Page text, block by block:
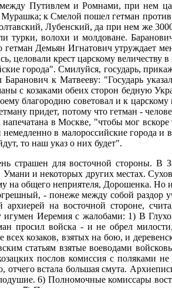
Путивлем и Ромнами, при нем
к Смелой пошел гетман
Лубенский, да при нем же
волохи и молдоване.
Демьян Игнатович утруждает
крест царскому величеству
города". Смилуйся, государь,
к Матвееву: "Государь
с козаками обеих сторон бедную
благородию советовал и к
придет, потому что гетман -
в Москве, "чтобы мог
в малороссийские города и
то наш указ о них будет".
страшен для восточной стороны. В
Умани и некоторых других местах.
общего неприятеля, Дорошенка. Но
- понеже между собой раздор
на восточной стороне,
Иеремия с жалобами: 1) В
просил войска - и не обрел
козаков, взятых на бою, и
статьям взятые воеводами
послов комиссия с поляками не
встала большая смута.
6) Полномочные комиссары